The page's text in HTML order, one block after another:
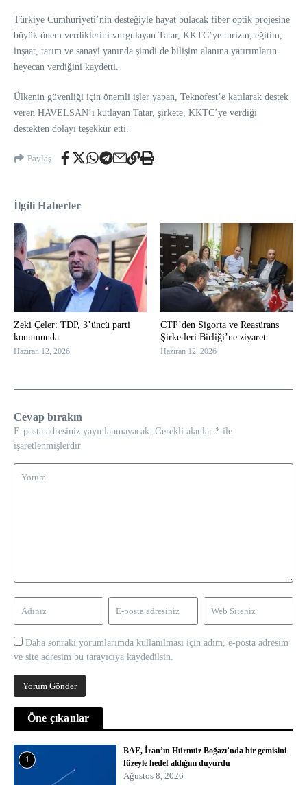
Türkiye Cumhuriyeti’nin desteğiyle hayat bulacak fiber optik projesine
büyük önem verdiklerini vurgulayan Tatar, KKTC’ye turizm, eğitim,
inşaat, tarım ve sanayi yanında şimdi de bilişim alanına yatırımların
heyecan verdiğini kaydetti.
Ülkenin güvenliği için önemli işler yapan, Teknofest’e katılarak destek
veren HAVELSAN’ı kutlayan Tatar, şirkete, KKTC’ye verdiği
destekten dolayı teşekkür etti.
Paylaş
İlgili Haberler
Zeki Çeler: TDP, 3’üncü parti
konumunda
Haziran 12, 2026
CTP’den Sigorta ve Reasürans
Şirketleri Birliği’ne ziyaret
Haziran 12, 2026
Cevap bırakın
E-posta adresiniz yayınlanmayacak. Gerekli alanlar * ile
işaretlenmişlerdir
Daha sonraki yorumlarımda kullanılması için adım, e-posta adresim
ve site adresim bu tarayıcıya kaydedilsin.
Öne çıkanlar
1
BAE, İran’ın Hürmüz Boğazı’nda bir gemisini
füzeyle hedef aldığını duyurdu
Ağustos 8, 2026